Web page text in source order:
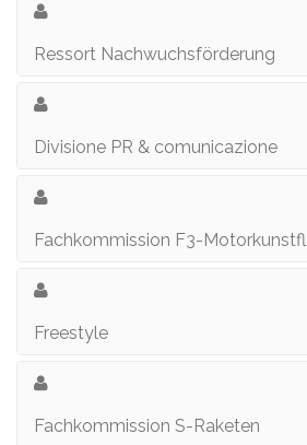
Ressort Nachwuchsförderung
Divisione PR & comunicazione
Fachkommission F3-Motorkunstfl
Freestyle
Fachkommission S-Raketen